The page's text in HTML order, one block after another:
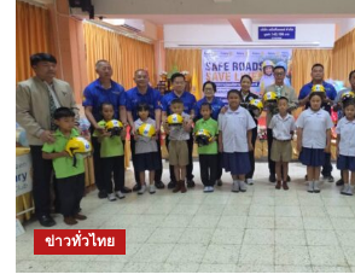
ข่าวทั่วไทย